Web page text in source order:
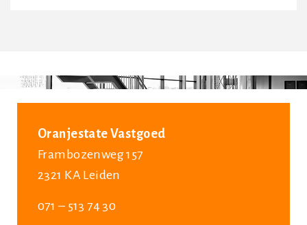
Oranjestate Vastgoed
Frambozenweg 157
2321 KA Leiden
071 – 513 74 30